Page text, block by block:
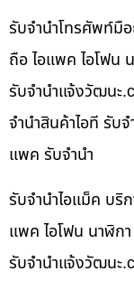
รับจำนำโทรศัพท์มื
ถือ ไอแพค ไอโฟน
รับจํานําแจ้งวัฒนะ
จำนำสินค้าไอที รับ
แพค รับจำนำ
รับจำนำไอแม็ค บริ
แพค ไอโฟน นาฬิก
รับจํานําแจ้งวัฒนะ